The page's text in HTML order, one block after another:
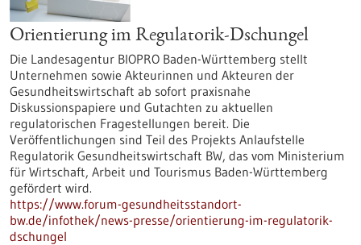
Orientierung im Regulatorik-Dschungel
Die Landesagentur BIOPRO Baden-Württemberg stellt
Unternehmen sowie Akteurinnen und Akteuren der
Gesundheitswirtschaft ab sofort praxisnahe
Diskussionspapiere und Gutachten zu aktuellen
regulatorischen Fragestellungen bereit. Die
Veröffentlichungen sind Teil des Projekts Anlaufstelle
Regulatorik Gesundheitswirtschaft BW, das vom Ministerium
für Wirtschaft, Arbeit und Tourismus Baden-Württemberg
gefördert wird.
https://www.forum-gesundheitsstandort-
bw.de/infothek/news-presse/orientierung-im-regulatorik-
dschungel